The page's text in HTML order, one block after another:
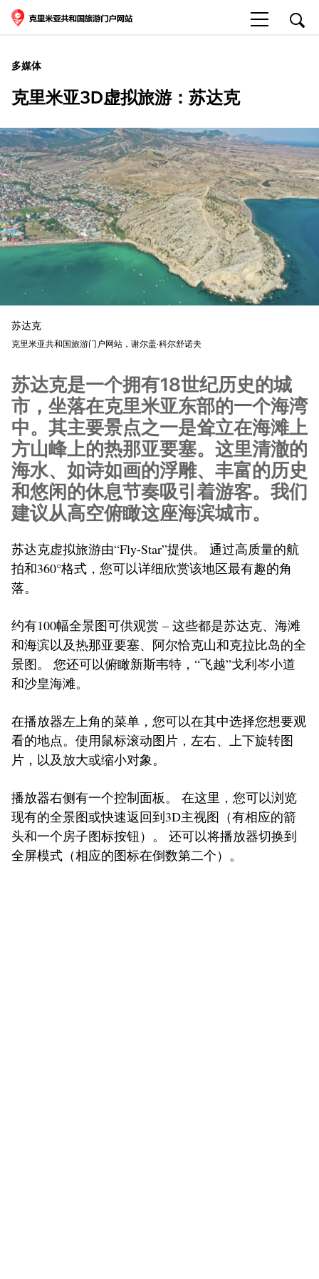
多媒体
克里米亚3D虚拟旅游：苏达克
苏达克
克里米亚共和国旅游门户网站，谢尔盖·科尔舒诺夫
苏达克是一个拥有18世纪历史的城
市，坐落在克里米亚东部的一个海湾
中。其主要景点之一是耸立在海滩上
方山峰上的热那亚要塞。这里清澈的
海水、如诗如画的浮雕、丰富的历史
和悠闲的休息节奏吸引着游客。我们
建议从高空俯瞰这座海滨城市。
苏达克虚拟旅游由“Fly-Star”提供。 通过高质量的航
拍和360°格式，您可以详细欣赏该地区最有趣的角
落。
约有100幅全景图可供观赏 – 这些都是苏达克、海滩
和海滨以及热那亚要塞、阿尔恰克山和克拉比岛的全
景图。 您还可以俯瞰新斯韦特，“飞越”戈利岑小道
和沙皇海滩。
在播放器左上角的菜单，您可以在其中选择您想要观
看的地点。使用鼠标滚动图片，左右、上下旋转图
片，以及放大或缩小对象。
播放器右侧有一个控制面板。 在这里，您可以浏览
现有的全景图或快速返回到3D主视图（有相应的箭
头和一个房子图标按钮）。 还可以将播放器切换到
全屏模式（相应的图标在倒数第二个）。